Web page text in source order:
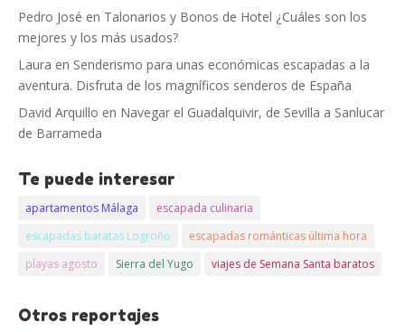
Pedro José en Talonarios y Bonos de Hotel ¿Cuáles son los
mejores y los más usados?
Laura en Senderismo para unas económicas escapadas a la
aventura. Disfruta de los magníficos senderos de España
David Arquillo en Navegar el Guadalquivir, de Sevilla a Sanlucar
de Barrameda
Te puede interesar
apartamentos Málaga
escapada culinaria
escapadas baratas Logroño
escapadas románticas última hora
playas agosto
Sierra del Yugo viajes de Semana Santa baratos
Otros reportajes